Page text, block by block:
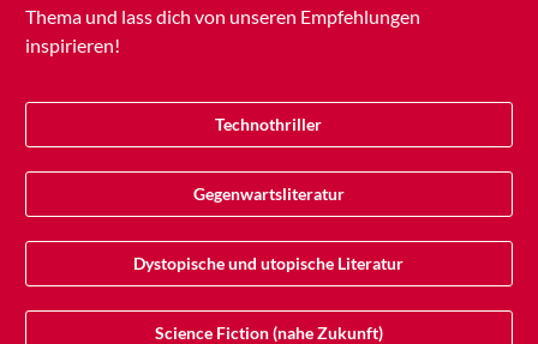
Thema und lass dich von unseren Empfehlungen
inspirieren!
Technothriller
Gegenwartsliteratur
Dystopische und utopische Literatur
Science Fiction (nahe Zukunft)